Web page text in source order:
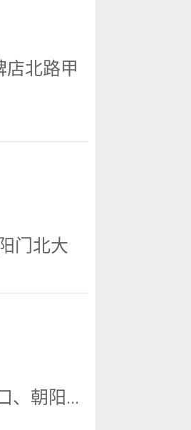
店北路甲
门北大
、朝阳...